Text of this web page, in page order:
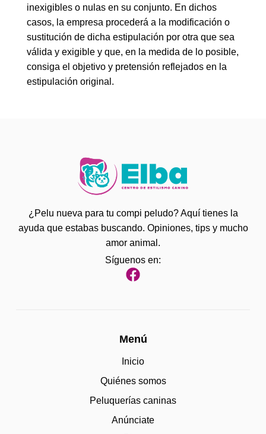
inexigibles o nulas en su conjunto. En dichos
casos, la empresa procederá a la modificación o
sustitución de dicha estipulación por otra que sea
válida y exigible y que, en la medida de lo posible,
consiga el objetivo y pretensión reflejados en la
estipulación original.
¿Pelu nueva para tu compi peludo? Aquí tienes la
ayuda que estabas buscando. Opiniones, tips y mucho
amor animal.
Síguenos en:
Menú
Inicio
Quiénes somos
Peluquerías caninas
Anúnciate